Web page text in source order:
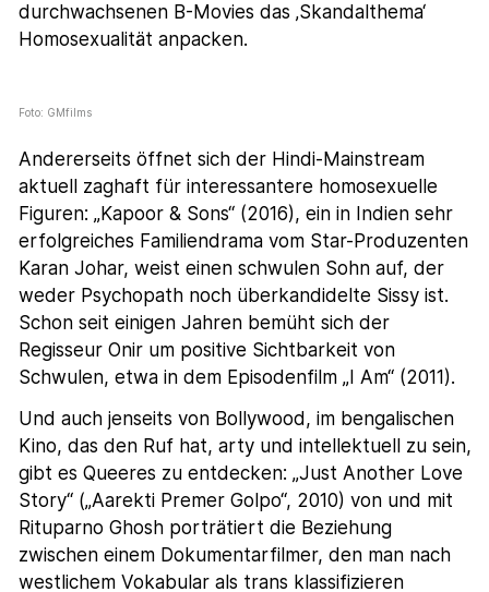
durchwachsenen B-Movies das ‚Skandalthema‘
Homosexualität anpacken.
Foto: GMfilms
Andererseits öffnet sich der Hindi-Mainstream
aktuell zaghaft für interessantere homosexuelle
Figuren: „Kapoor & Sons“ (2016), ein in Indien sehr
erfolgreiches Familiendrama vom Star-Produzenten
Karan Johar, weist einen schwulen Sohn auf, der
weder Psychopath noch überkandidelte Sissy ist.
Schon seit einigen Jahren bemüht sich der
Regisseur Onir um positive Sichtbarkeit von
Schwulen, etwa in dem Episodenfilm „I Am“ (2011).
Und auch jenseits von Bollywood, im bengalischen
Kino, das den Ruf hat, arty und intellektuell zu sein,
gibt es Queeres zu entdecken: „Just Another Love
Story“ („Aarekti Premer Golpo“, 2010) von und mit
Rituparno Ghosh porträtiert die Beziehung
zwischen einem Dokumentarfilmer, den man nach
westlichem Vokabular als trans klassifizieren